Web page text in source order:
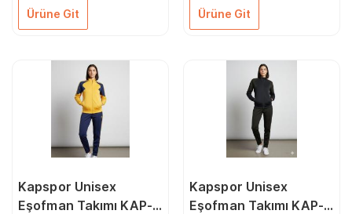
Ürüne Git Ürüne Git
Kapspor Unisex
Eşofman Takımı KAP-
Kapspor Unisex
Eşofman Takımı KAP-